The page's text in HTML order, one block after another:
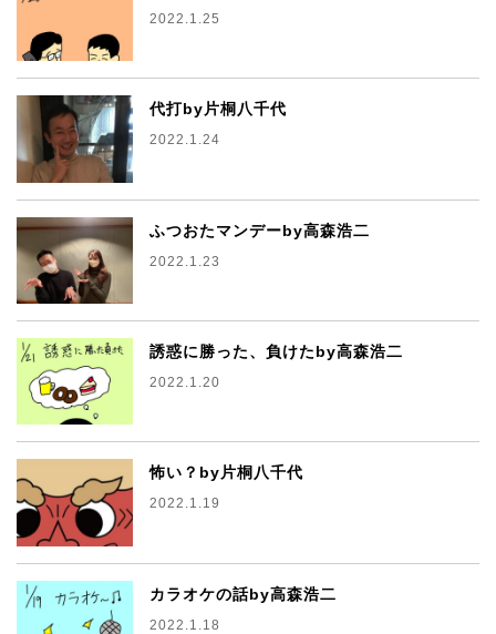
2022.1.25
代打by片桐八千代
2022.1.24
ふつおたマンデーby高森浩二
2022.1.23
誘惑に勝った、負けたby高森浩二
2022.1.20
怖い？by片桐八千代
2022.1.19
カラオケの話by高森浩二
2022.1.18